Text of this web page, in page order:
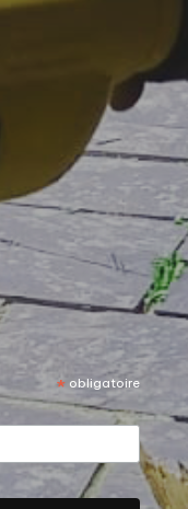
* obligatoire